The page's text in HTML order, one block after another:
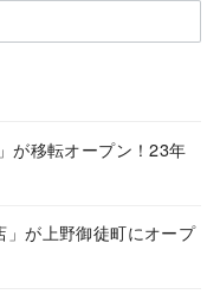
が移転オープン！23年
が上野御徒町にオープ